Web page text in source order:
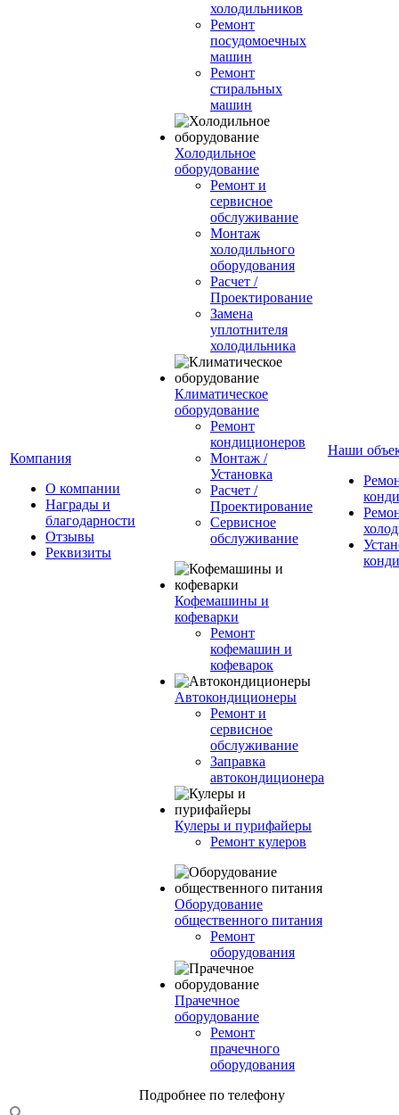
Компания
О компании
Награды и
благодарности
Отзывы
Реквизиты
холодильников
Ремонт
посудомоечных
машин
Ремонт
стиральных
машин
Холодильное
оборудование
Ремонт и
сервисное
обслуживание
Монтаж
холодильного
оборудования
Расчет /
Проектирование
Замена
уплотнителя
холодильника
Климатическое
оборудование
Ремонт
кондиционеров
Монтаж /
Установка
Расчет /
Проектирование
Сервисное
обслуживание
Кофемашины и
кофеварки
Ремонт
кофемашин и
кофеварок
Автокондиционеры
Ремонт и
сервисное
обслуживание
Заправка
автокондиционера
Кулеры и пурифайеры
Ремонт кулеров
Оборудование
общественного питания
Ремонт
оборудования
Прачечное
оборудование
Ремонт
прачечного
оборудования
Подробнее по телефону
Наши